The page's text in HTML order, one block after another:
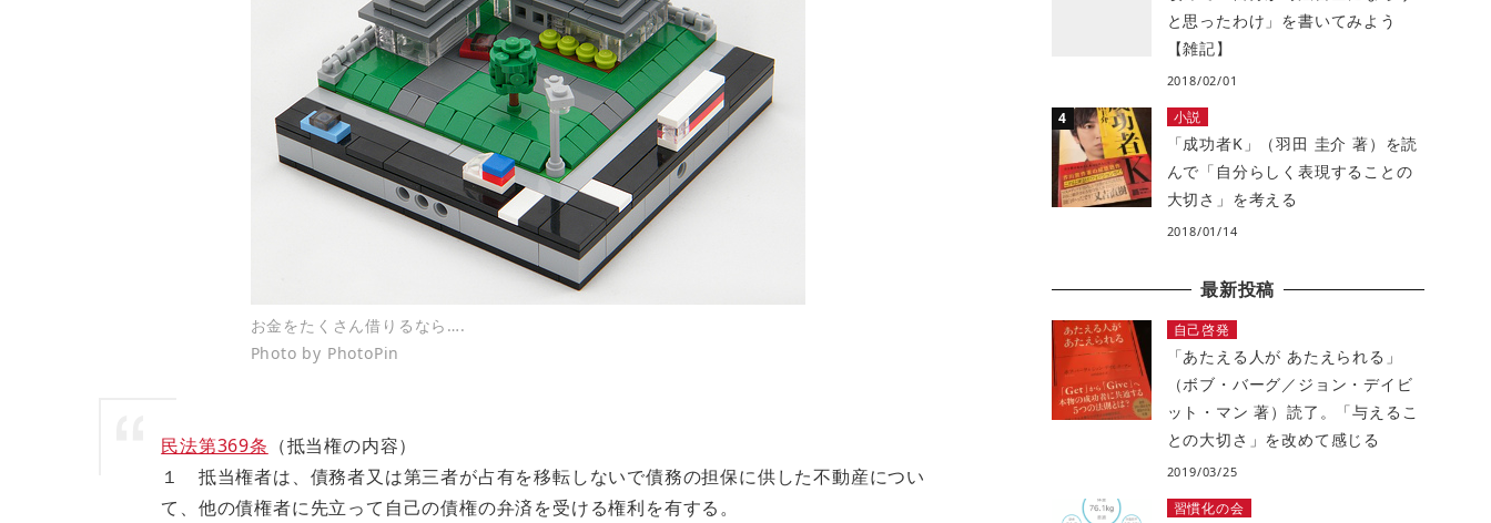
お金をたくさん借りるなら….
Photo by PhotoPin
民法第369条 （抵当権の内容）
１ 抵当権者は、債務者又は第三者が占有を移転しないで債務の担保に供した不動産につい
て、他の債権者に先立って自己の債権の弁済を受ける権利を有する。
と思ったわけ」を書いてみよう
【雑記】
2018/02/01
小説
「成功者K」（羽田 圭介 著）を読
んで「自分らしく表現することの
大切さ」を考える
2018/01/14
最新投稿
自己啓発
「あたえる人が あたえられる」
（ボブ・バーグ／ジョン・デイビ
ット・マン 著）読了。「与えるこ
との大切さ」を改めて感じる
2019/03/25
習慣化の会